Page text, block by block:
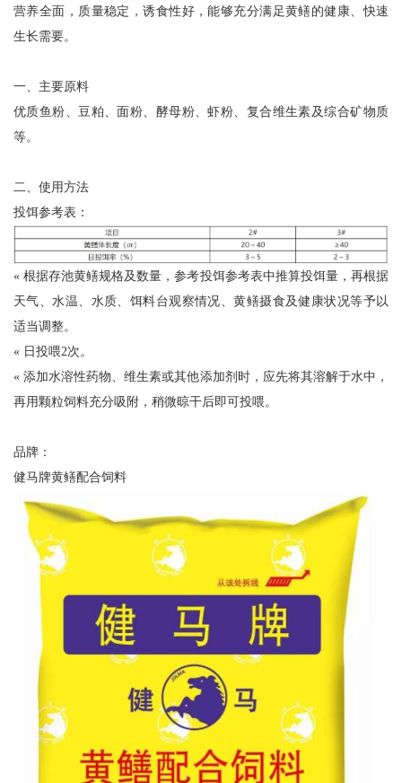
营养全面，质量稳定，诱食性好，能够充分满足黄鳝的健康、快速
生长需要。
一、 主要原料
优质鱼粉、豆粕、面粉、酵母粉、虾粉、复合维生素及综合矿物质
等。
二、使用方法
投饵参考表：
« 根据存池黄鳝规格及数量，参考投饵参考表中推算投饵量，再根据
天气、水温、水质、饵料台观察情况、黄鳝摄食及健康状况等予以
适当调整。
« 日投喂2次。
« 添加水溶性药物、维生素或其他添加剂时，应先将其溶解于水中，
再用颗粒饲料充分吸附，稍微晾干后即可投喂。
品牌：
健马牌黄鳝配合饲料